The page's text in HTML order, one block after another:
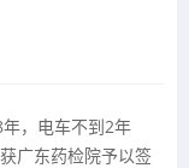
，电车不到2年
广东药检院予以签